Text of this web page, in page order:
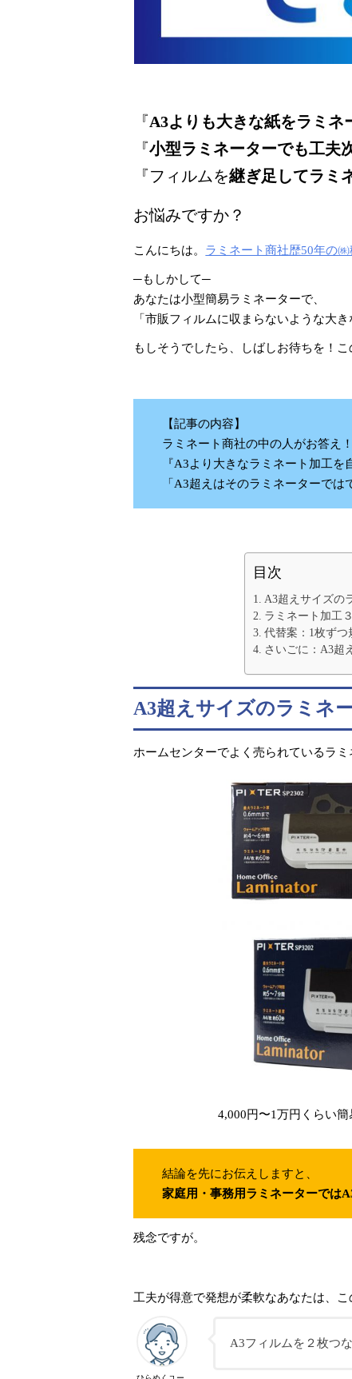
『A3よりも大きな紙をラミネ
『小型ラミネーターでも工夫
『フィルムを継ぎ足してラミ
お悩みですか？
こんにちは。 ラミネート商社歴50年の㈱
─もしかして─
あなたは小型簡易ラミネーターで、
「市販フィルムに収まらないような大
もしそうでしたら、しばしお待ちを！こ
【記事の内容】
ラミネート商社の中の人がお答え！
『A3より大きなラミネート加工
「A3超えはそのラミネーターで
目次
A3超えサイズの
ラミネート加工
代替案：1枚ずつ
さいごに：A3超
A3超えサイズのラミネ
ホームセンターでよく売られているラ
4,000円〜1万円くらい簡
結論を先にお伝えしますと、
家庭用・事務用ラミネーターでは
残念ですが。
工夫が得意で発想が柔軟なあなたは、
A3フィルムを２枚つ